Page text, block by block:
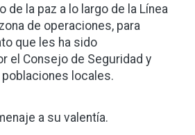
de la paz a lo largo de la Línea
de operaciones, para
que les ha sido
el Consejo de Seguridad y
poblaciones locales.
a su valentía.